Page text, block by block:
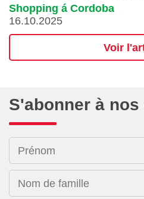
Shopping á Cordoba
16.10.2025
Voir
S'abonner à
Prénom
Nom de famille